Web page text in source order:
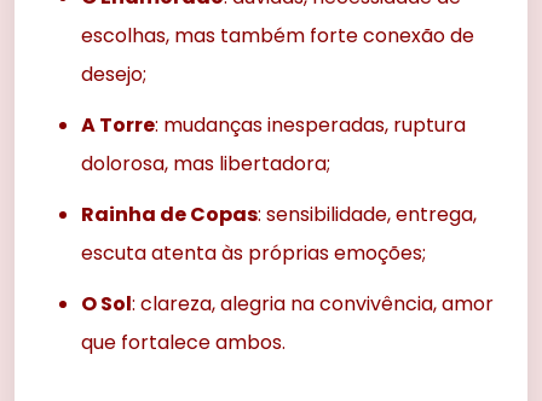
escolhas, mas também forte conexão de
desejo;
A Torre: mudanças inesperadas, ruptura
dolorosa, mas libertadora;
Rainha de Copas: sensibilidade, entrega,
escuta atenta às próprias emoções;
O Sol: clareza, alegria na convivência, amor
que fortalece ambos.